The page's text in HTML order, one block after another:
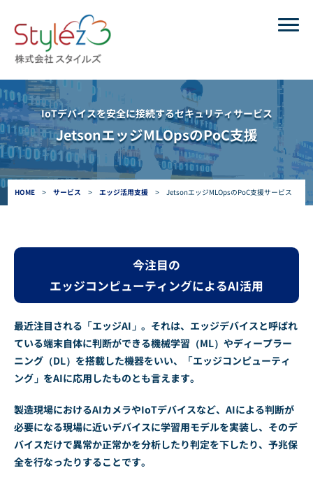
HOME > サービス > エッジ活用支援 > JetsonエッジMLOpsのPoC支援サービス
IoTデバイスを安全に接続するセキュリティサービス
JetsonエッジMLOpsのPoC支援
今注目の
エッジコンピューティングによるAI活用
最近注目される「エッジAI」。それは、エッジデバイスと呼ばれ
ている端末自体に判断ができる機械学習（ML）やディープラー
ニング（DL）を搭載した機器をいい、「エッジコンピューティ
ング」をAIに応用したものとも言えます。
製造現場におけるAIカメラやIoTデバイスなど、AIによる判断が
必要になる現場に近いデバイスに学習用モデルを実装し、そのデ
バイスだけで異常か正常かを分析したり判定を下したり、予兆保
全を行なったりすることです。